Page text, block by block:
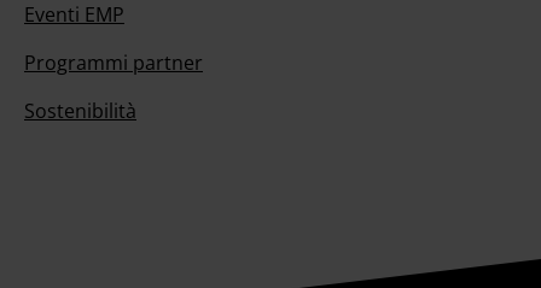
Eventi EMP
Programmi partner
Sostenibilità